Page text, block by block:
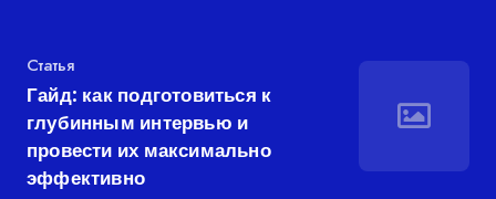
Категория
Статья
Гайд: как подготовиться к
глубинным интервью и
провести их максимально
эффективно